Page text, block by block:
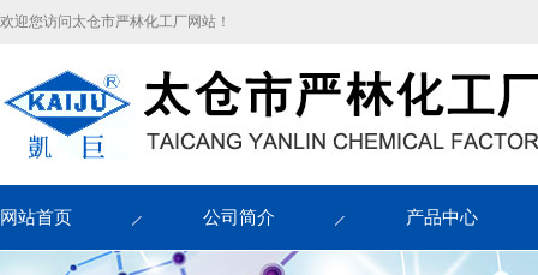
欢迎您访问太仓市严林化工厂网站！
网站首页 公司简介 产品中心